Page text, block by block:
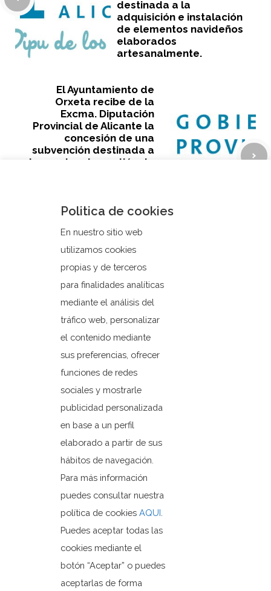
destinada a la
adquisición e instalación
de elementos navideños
elaborados
artesanalmente.
El Ayuntamiento de
Orxeta recibe de la
Excma. Diputación
Provincial de Alicante la
concesión de una
subvención destinada a
los costes de gestión de
Consorcio 11-A6,
Ayuntamiento de Orxeta
Plaza Dr. Ferrándiz, 1
03579 Orxeta, Alicante.
+3496 685 50 80
ajuntament@orxeta.es
Politica de cookies
En nuestro sitio web
utilizamos cookies
propias y de terceros
para finalidades analíticas
mediante el análisis del
tráfico web, personalizar
el contenido mediante
sus preferencias, ofrecer
funciones de redes
sociales y mostrarle
publicidad personalizada
en base a un perfil
elaborado a partir de sus
hábitos de navegación.
Para más información
puedes consultar nuestra
política de cookies AQUI
Puedes aceptar todas las
cookies mediante el
botón “Aceptar” o puedes
aceptarlas de forma